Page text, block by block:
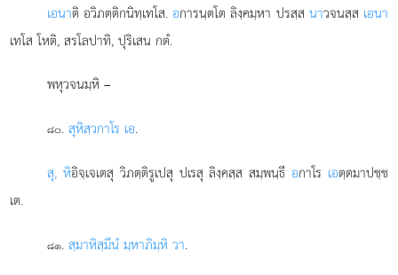
เอนาติ อวิภตฺติกนิทฺเทโส.อการนฺตโต ลิงฺคมฺหา ปรสฺส นาวจนสฺส เอนา
เทโส โหติ, สรโลปาทิ, ปุริเสน กตํ.
พหุวจนมฺหิ –
๘๐.สุหิสฺวกาโร เอ.
สุ, หิอิจฺเจเตสุ วิภตฺติรูเปสุ ปเรสุ ลิงฺคสฺส สมฺพนฺธี อกาโร เอตฺตมาปชฺช
เต.
๘๑.สฺมาหิสฺมึนํ มฺหาภิมฺหิ วา.